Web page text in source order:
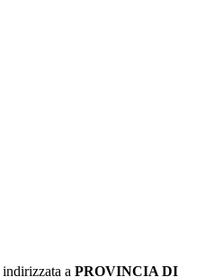
indirizzata a PROVINCIA DI